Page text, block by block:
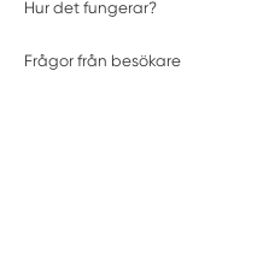
Hur det fungerar?
Frågor från besökare